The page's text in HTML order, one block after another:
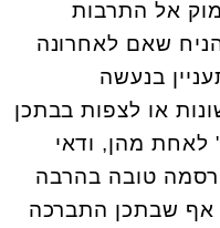
אל התרבות
שאם לאחרונה
בנעשה
או לצפות בבתכן
לאחת מהן, ודאי
טובה בהרבה
אף שבתכן התברכה